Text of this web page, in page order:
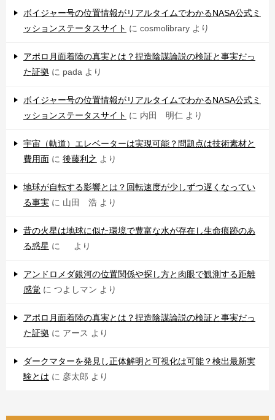
ボイジャー号の位置情報がリアルタイムでわかるNASA公式ミ
ッションステータスサイト に cosmolibrary より
アポロ月面着陸の真実とは？捏造陰謀論説の検証と事実だっ
た証拠 に pada より
ボイジャー号の位置情報がリアルタイムでわかるNASA公式ミ
ッションステータスサイト に 内田 明仁 より
宇宙（軌道）エレベーターは実現可能？問題点は技術素材と
費用面 に 後藤利之 より
地球が自転する影響とは？回転速度が少しずつ遅くなってい
る事実 に 山田 浩 より
昔の火星は地球に似た環境で豊富な水が存在し生命痕跡のあ
る惑星 に より
アンドロメダ銀河の位置関係や探し方と肉眼で観測する距離
感覚 に つよしマン より
アポロ月面着陸の真実とは？捏造陰謀論説の検証と事実だっ
た証拠 に アース より
ダークマターを発見し正体解明と可視化は可能？検出最新実
験とは に 彦太郎 より